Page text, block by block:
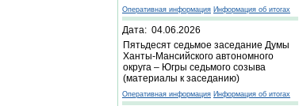
Оперативная информация Информация об итогах
Дата: 04.06.2026
Пятьдесят седьмое заседание Думы
Ханты-Мансийского автономного
округа – Югры седьмого созыва
(материалы к заседанию)
Оперативная информация Информация об итогах